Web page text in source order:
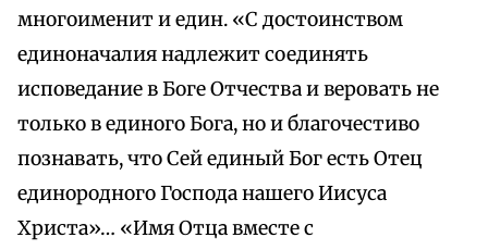
многоименит и един. «С достоинством
единоначалия надлежит соединять
исповедание в Боге Отчества и веровать не
только в единого Бога, но и благочестиво
познавать, что Сей единый Бог есть Отец
единородного Господа нашего Иисуса
Христа»… «Имя Отца вместе с